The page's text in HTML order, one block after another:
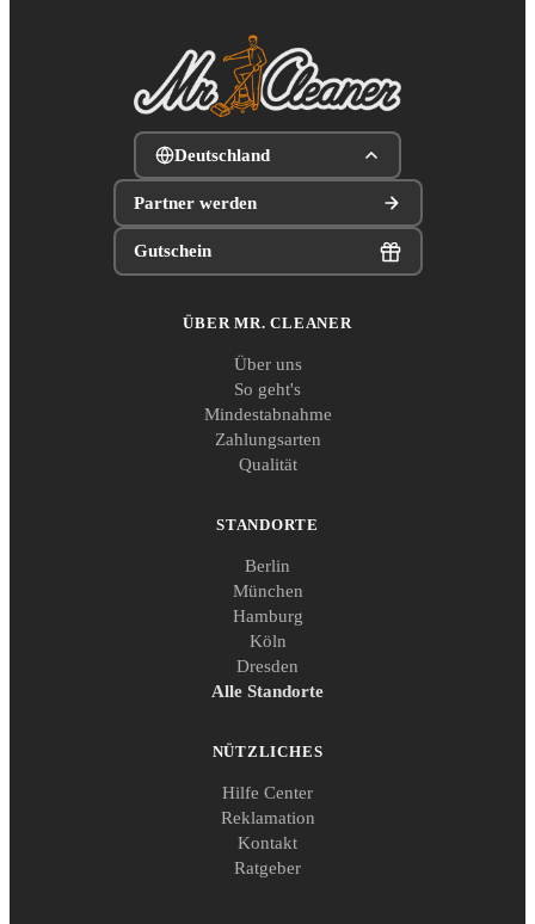
Deutschland
Partner werden
Gutschein
ÜBER MR. CLEANER
Über uns
So geht's
Mindestabnahme
Zahlungsarten
Qualität
STANDORTE
Berlin
München
Hamburg
Köln
Dresden
Alle Standorte
NÜTZLICHES
Hilfe Center
Reklamation
Kontakt
Ratgeber